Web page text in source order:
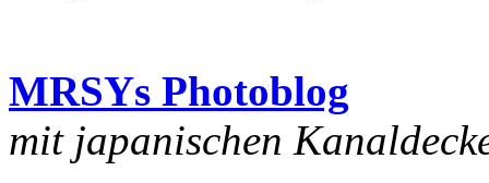
MRSYs Photoblog
mit japanischen